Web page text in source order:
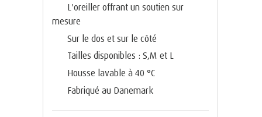
L'oreiller offrant un soutien sur
mesure
Sur le dos et sur le côté
Tailles disponibles : S,M et L
Housse lavable à 40 °C
Fabriqué au Danemark